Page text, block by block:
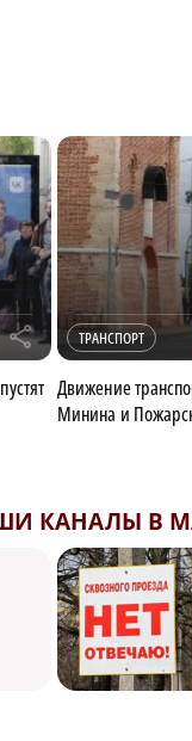
r ТРАНСПОРТ
Движение
Минина и
В